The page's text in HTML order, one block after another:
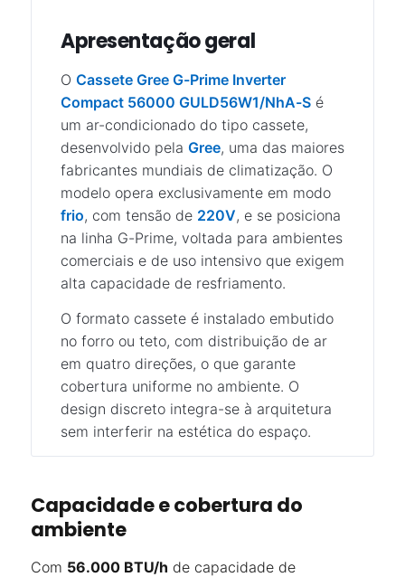
Apresentação geral
O Cassete Gree G-Prime Inverter
Compact 56000 GULD56W1/NhA-S é
um ar-condicionado do tipo cassete,
desenvolvido pela Gree, uma das maiores
fabricantes mundiais de climatização. O
modelo opera exclusivamente em modo
frio, com tensão de 220V, e se posiciona
na linha G-Prime, voltada para ambientes
comerciais e de uso intensivo que exigem
alta capacidade de resfriamento.
O formato cassete é instalado embutido
no forro ou teto, com distribuição de ar
em quatro direções, o que garante
cobertura uniforme no ambiente. O
design discreto integra-se à arquitetura
sem interferir na estética do espaço.
Capacidade e cobertura do
ambiente
Com 56.000 BTU/h de capacidade de